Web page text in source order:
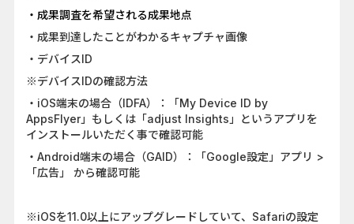
・成果調査を希望される成果地点
・成果到達したことがわかるキャプチャ画像
・デバイスID
※デバイスIDの確認方法
・iOS端末の場合（IDFA）：「My Device ID by
AppsFlyer」もしくは「adjust Insights」というアプリを
インストールいただく事で確認可能
・Android端末の場合（GAID）：「Google設定」アプリ >
「広告」 から確認可能
※iOSを11.0以上にアップグレードしていて、Safariの設定